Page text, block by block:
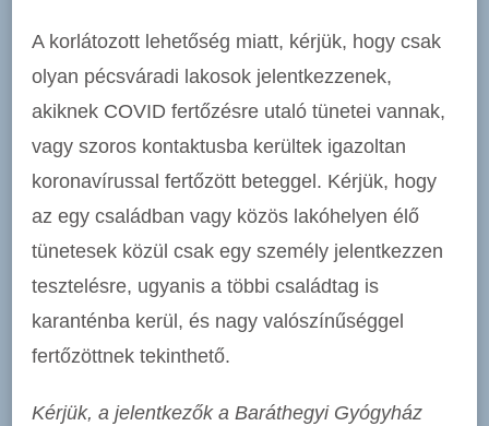
A korlátozott lehetőség miatt, kérjük, hogy csak
olyan pécsváradi lakosok jelentkezzenek,
akiknek COVID fertőzésre utaló tünetei vannak,
vagy szoros kontaktusba kerültek igazoltan
koronavírussal fertőzött beteggel. Kérjük, hogy
az egy családban vagy közös lakóhelyen élő
tünetesek közül csak egy személy jelentkezzen
tesztelésre, ugyanis a többi családtag is
karanténba kerül, és nagy valószínűséggel
fertőzöttnek tekinthető.
Kérjük, a jelentkezők a Baráthegyi Gyógyház